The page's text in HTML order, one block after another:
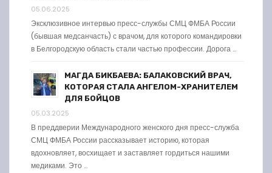
05.06.2025
Эксклюзивное интервью пресс-службы СМЦ ФМБА России
(бывшая медсанчасть) с врачом, для которого командировки
в Белгородскую область стали частью профессии. Дорога …
МАГДА БИКБАЕВА: БАЛАКОВСКИЙ ВРАЧ,
КОТОРАЯ СТАЛА АНГЕЛОМ-ХРАНИТЕЛЕМ
ДЛЯ БОЙЦОВ
05.03.2025
В преддверии Международного женского дня пресс-служба
СМЦ ФМБА России рассказывает историю, которая
вдохновляет, восхищает и заставляет гордиться нашими
медиками. Это …